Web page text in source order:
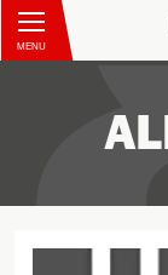
MENU